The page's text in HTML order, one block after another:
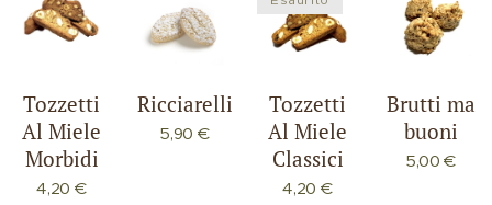
Tozzetti
Al Miele
Morbidi
4,20 €
Ricciarelli
5,90 €
Tozzetti
Al Miele
Classici
4,20 €
Brutti ma
buoni
5,00 €